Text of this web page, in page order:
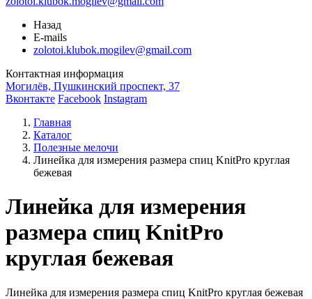
Назад
E-mails
zolotoi.klubok.mogilev@gmail.com
Контактная информация
Могилёв, Пушкинский проспект, 37
Вконтакте Facebook Instagram
Главная
Каталог
Полезные мелочи
Линейка для измерения размера спиц KnitPro круглая
бежевая
Линейка для измерения
размера спиц KnitPro
круглая бежевая
Линейка для измерения размера спиц KnitPro круглая бежевая